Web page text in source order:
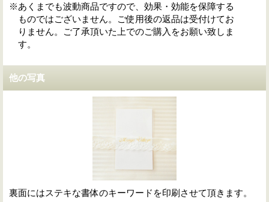
※あくまでも波動商品ですので、効果・効能を保障する
ものではございません。ご使用後の返品は受付けてお
りません。ご了承頂いた上でのご購入をお願い致しま
す。
他の写真
裏面にはステキな書体のキーワードを印刷させて頂きます。